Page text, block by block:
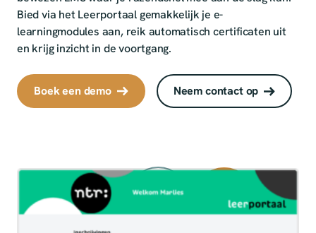
Bied via het Leerportaal gemakkelijk je e-
learningmodules aan, reik automatisch certificaten uit
en krijg inzicht in de voortgang.
Boek een demo Neem contact op